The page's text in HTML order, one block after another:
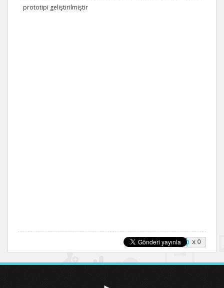
prototipi geliştirilmiştir
x 0